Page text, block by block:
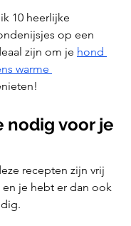
10 heerlijke
op een
zijn om je hond
warme
nodig voor je
recepten zijn vrij
je hebt er dan ook